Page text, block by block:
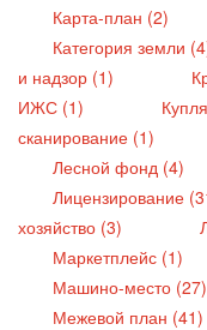
Карта-план (2)
Категория земли
и надзор (1)
ИЖС (1)
сканирование (1)
Лесной фонд (4)
Лицензирование
хозяйство (3)
Маркетплейс (1)
Машино-место (27)
Межевой план (41)